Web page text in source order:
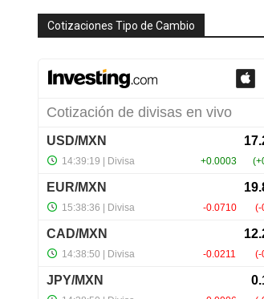
Cotizaciones Tipo de Cambio